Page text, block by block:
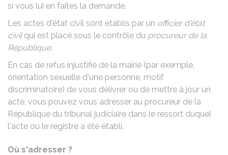
si vous lui en faites la demande.
Les actes d'état civil sont établis par un officier d'état
civilqui est placé sous le contrôle du procureur de la
République.
En cas de refus injustifié de la mairie (par exemple,
orientation sexuelle d'une personne, motif
discriminatoire) de vous délivrer ou de mettre à jour un
acte, vous pouvez vous adresser au procureur de la
République du tribunal judiciaire dans le ressort duquel
l'acte ou le registre a été établi.
Où s'adresser ?